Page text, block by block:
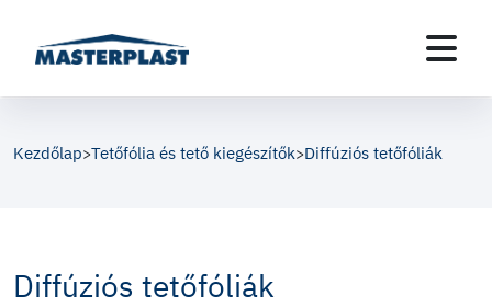
Kezdőlap>Tetőfólia és tető kiegészítők>Diffúziós tetőfóliák
Diffúziós tetőfóliák